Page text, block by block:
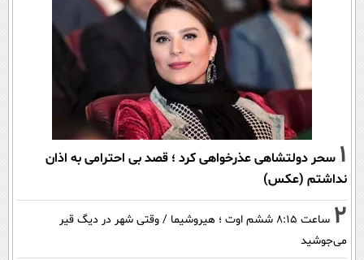
1 سحر دولتشاهی عذرخواهی کرد ؛ قصد بی احترامی به اذان
نداشتم (عکس)
2
ساعت ۸:۱۵ ششم اوت ؛ هیروشیما / وقتی شهر در دیگ قیر
می‌جوشید